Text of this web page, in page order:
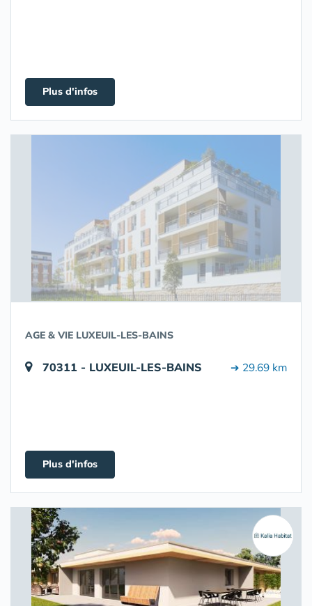
Plus d'infos
AGE & VIE LUXEUIL-LES-BAINS
70311 - LUXEUIL-LES-BAINS ➔ 29.69 km
Plus d'infos